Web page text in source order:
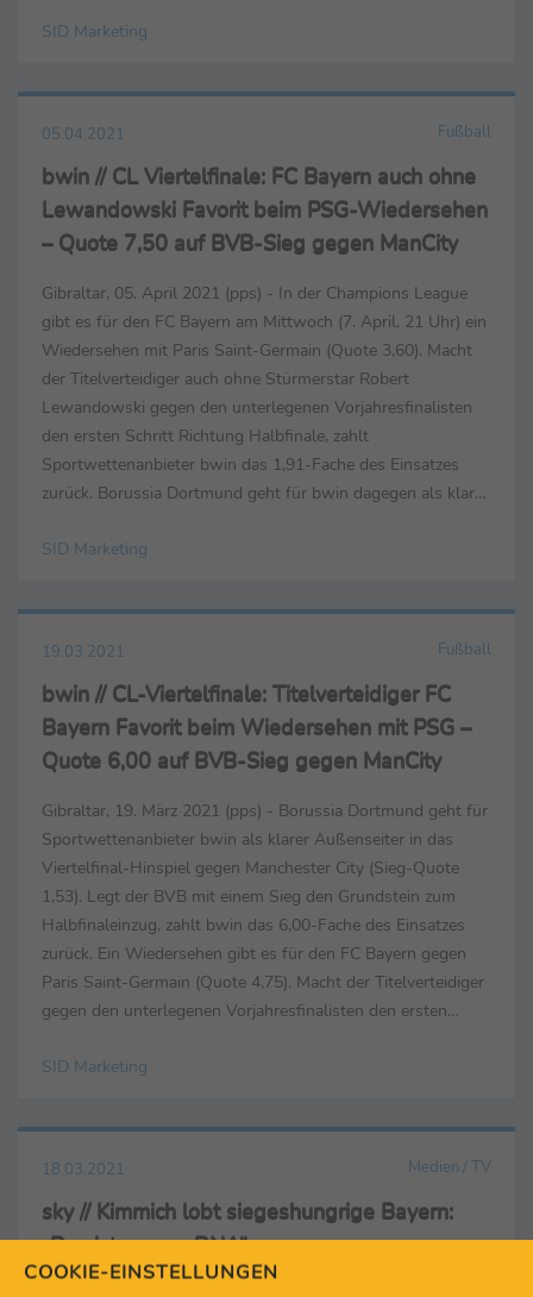
SID Marketing
05.04.2021 Fußball
bwin // CL Viertelfinale: FC Bayern auch ohne
Lewandowski Favorit beim PSG-Wiedersehen
– Quote 7,50 auf BVB-Sieg gegen ManCity
Gibraltar, 05. April 2021 (pps) - In der Champions League
gibt es für den FC Bayern am Mittwoch (7. April, 21 Uhr) ein
Wiedersehen mit Paris Saint-Germain (Quote 3,60). Macht
der Titelverteidiger auch ohne Stürmerstar Robert
Lewandowski gegen den unterlegenen Vorjahresfinalisten
den ersten Schritt Richtung Halbfinale, zahlt
Sportwettenanbieter bwin das 1,91-Fache des Einsatzes
zurück. Borussia Dortmund geht für bwin dagegen als klarer
SID Marketing
19.03.2021 Fußball
bwin // CL-Viertelfinale: Titelverteidiger FC
Bayern Favorit beim Wiedersehen mit PSG –
Quote 6,00 auf BVB-Sieg gegen ManCity
Gibraltar, 19. März 2021 (pps) - Borussia Dortmund geht für
Sportwettenanbieter bwin als klarer Außenseiter in das
Viertelfinal-Hinspiel gegen Manchester City (Sieg-Quote
1,53). Legt der BVB mit einem Sieg den Grundstein zum
Halbfinaleinzug, zahlt bwin das 6,00-Fache des Einsatzes
zurück. Ein Wiedersehen gibt es für den FC Bayern gegen
Paris Saint-Germain (Quote 4,75). Macht der Titelverteidiger
gegen den unterlegenen Vorjahresfinalisten den ersten
SID Marketing
18.03.2021 Medien / TV
sky // Kimmich lobt siegeshungrige Bayern:
„Das ist unsere DNA“
COOKIE-EINSTELLUNGEN